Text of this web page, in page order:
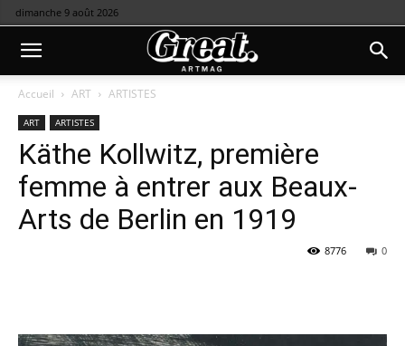
dimanche 9 août 2026
Accueil ART ARTISTES
ART ARTISTES
Käthe Kollwitz, première
femme à entrer aux Beaux-
Arts de Berlin en 1919
0
8776